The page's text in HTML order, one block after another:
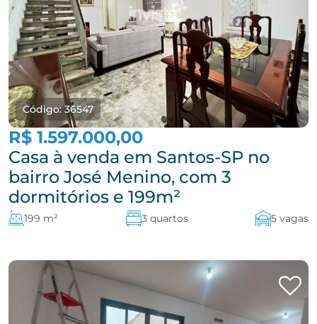
Código: 36547
R$ 1.597.000,00
Casa à venda em Santos-SP no
bairro José Menino, com 3
dormitórios e 199m²
199 m² 3 quartos 5 vagas